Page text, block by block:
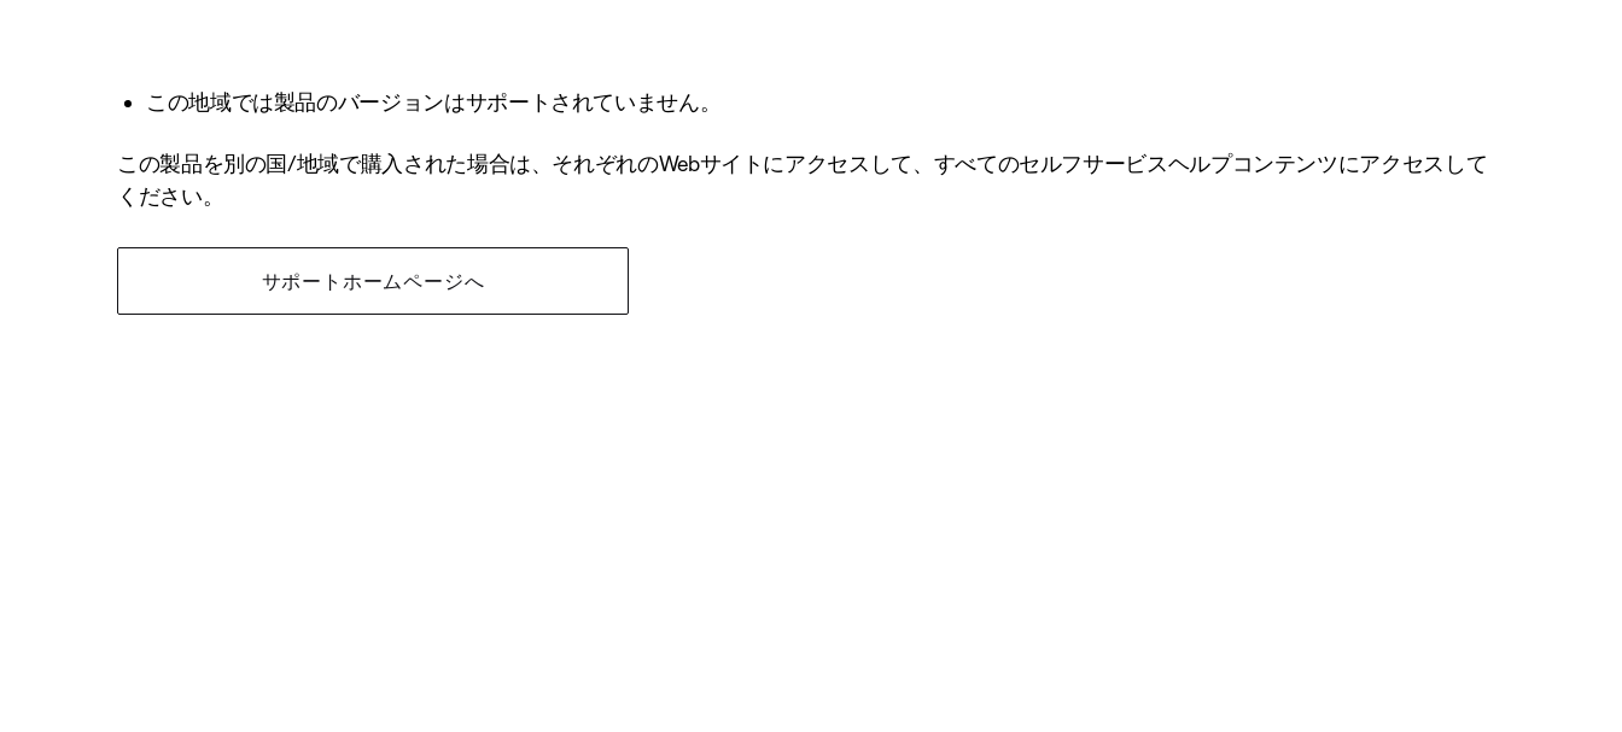
この地域では製品のバージョンはサポートされていません。
この製品を別の国/地域で購入された場合は、それぞれのWebサイトにアクセスして、すべてのセルフサービスヘルプコンテンツにアクセスして
ください。
サポートホームページへ